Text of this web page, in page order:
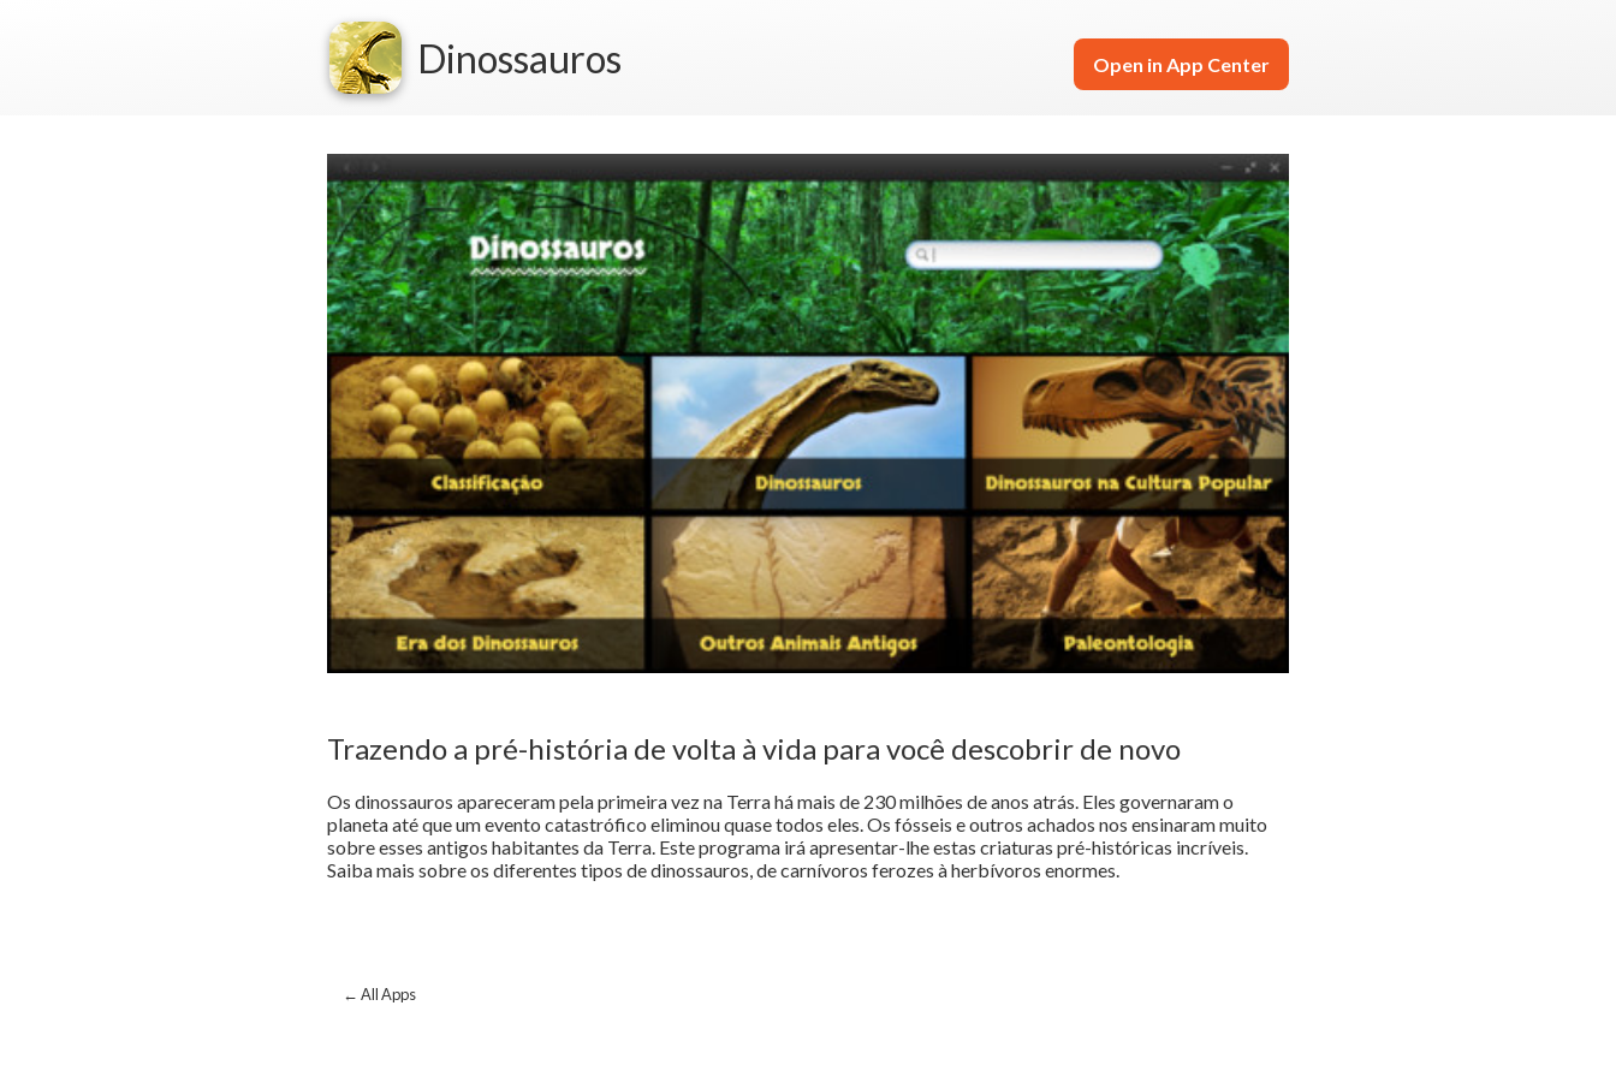
Dinossauros Open in App Center
Trazendo a pré-história de volta à vida para você descobrir de novo
Os dinossauros apareceram pela primeira vez na Terra há mais de 230 milhões de anos atrás. Eles governaram o
planeta até que um evento catastrófico eliminou quase todos eles. Os fósseis e outros achados nos ensinaram muito
sobre esses antigos habitantes da Terra. Este programa irá apresentar-lhe estas criaturas pré-históricas incríveis.
Saiba mais sobre os diferentes tipos de dinossauros, de carnívoros ferozes à herbívoros enormes.
← All Apps